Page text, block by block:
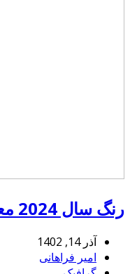
رنگ سال 2024 معرفی شد؛ رنگ هلویی
آذر 14, 1402
امیر فراهانی